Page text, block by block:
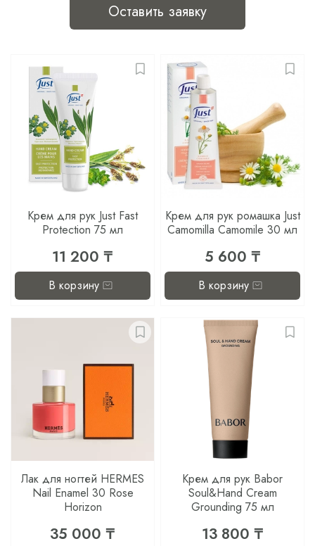
Оставить заявку
Крем для рук Just Fast
Protection 75 мл
11 200 ₸
В корзину
Крем для рук ромашка Just
Camomilla Camomile 30 мл
5 600 ₸
В корзину
Лак для ногтей HERMES
Nail Enamel 30 Rose
Horizon
35 000 ₸
Крем для рук Babor
Soul&Hand Cream
Grounding 75 мл
13 800 ₸